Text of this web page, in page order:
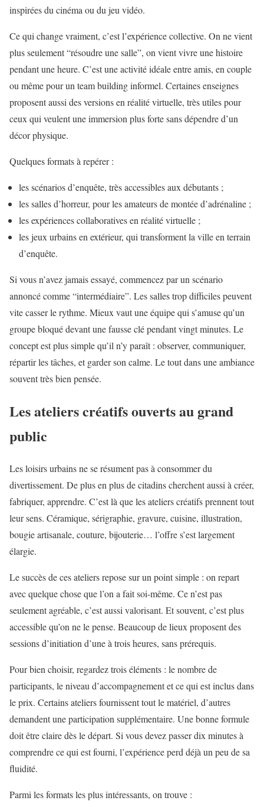
inspirées du cinéma ou du jeu vidéo.
Ce qui change vraiment, c’est l’expérience collective. On ne vient
plus seulement “résoudre une salle”, on vient vivre une histoire
pendant une heure. C’est une activité idéale entre amis, en couple
ou même pour un team building informel. Certaines enseignes
proposent aussi des versions en réalité virtuelle, très utiles pour
ceux qui veulent une immersion plus forte sans dépendre d’un
décor physique.
Quelques formats à repérer :
les scénarios d’enquête, très accessibles aux débutants ;
les salles d’horreur, pour les amateurs de montée d’adrénaline ;
les expériences collaboratives en réalité virtuelle ;
les jeux urbains en extérieur, qui transforment la ville en terrain
d’enquête.
Si vous n’avez jamais essayé, commencez par un scénario
annoncé comme “intermédiaire”. Les salles trop difficiles peuvent
vite casser le rythme. Mieux vaut une équipe qui s’amuse qu’un
groupe bloqué devant une fausse clé pendant vingt minutes. Le
concept est plus simple qu’il n’y paraît : observer, communiquer,
répartir les tâches, et garder son calme. Le tout dans une ambiance
souvent très bien pensée.
Les ateliers créatifs ouverts au grand
public
Les loisirs urbains ne se résument pas à consommer du
divertissement. De plus en plus de citadins cherchent aussi à créer,
fabriquer, apprendre. C’est là que les ateliers créatifs prennent tout
leur sens. Céramique, sérigraphie, gravure, cuisine, illustration,
bougie artisanale, couture, bijouterie… l’offre s’est largement
élargie.
Le succès de ces ateliers repose sur un point simple : on repart
avec quelque chose que l’on a fait soi-même. Ce n’est pas
seulement agréable, c’est aussi valorisant. Et souvent, c’est plus
accessible qu’on ne le pense. Beaucoup de lieux proposent des
sessions d’initiation d’une à trois heures, sans prérequis.
Pour bien choisir, regardez trois éléments : le nombre de
participants, le niveau d’accompagnement et ce qui est inclus dans
le prix. Certains ateliers fournissent tout le matériel, d’autres
demandent une participation supplémentaire. Une bonne formule
doit être claire dès le départ. Si vous devez passer dix minutes à
comprendre ce qui est fourni, l’expérience perd déjà un peu de sa
fluidité.
Parmi les formats les plus intéressants, on trouve :